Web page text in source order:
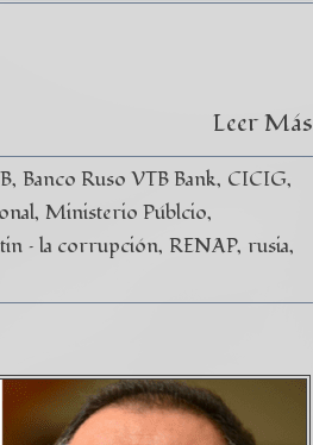
Leer Más
Banco Ruso VTB Bank CICIG
Ministerio Públcio
– la corrupción RENAP rusia